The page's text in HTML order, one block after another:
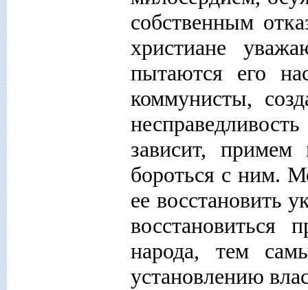
собственным
христиане
пытаются его
коммунисты,
зависит,
бороться с ним.
ее восстановить
восстановиться
народа, тем
установлению